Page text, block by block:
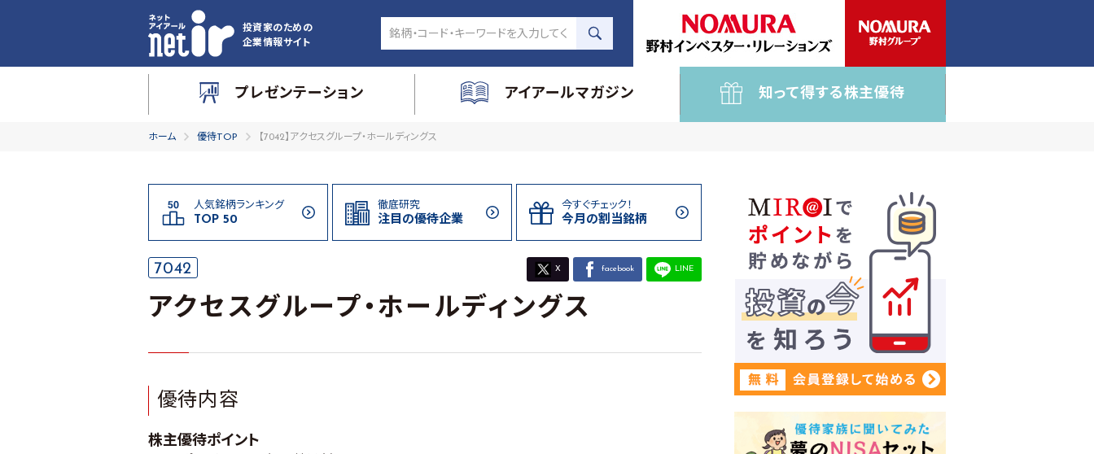
投資家のための
企業情報サイト
プレゼンテーション アイアールマガジン 知って得する株主優待
ホーム 優待TOP 【7042】アクセスグループ・ホールディングス
人気銘柄ランキング
TOP 50
徹底研究
注目の優待企業
今すぐチェック！
今月の割当銘柄
7042 X facebook LINE
アクセスグループ・ホールディングス
優待内容
株主優待ポイント